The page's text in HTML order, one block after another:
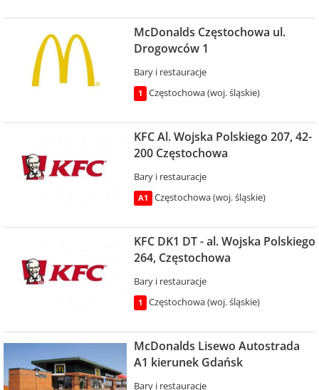
McDonalds Częstochowa ul.
Drogowców 1
Bary i restauracje
1 Częstochowa (woj. śląskie)
KFC Al. Wojska Polskiego 207, 42-
200 Częstochowa
Bary i restauracje
A1 Częstochowa (woj. śląskie)
KFC DK1 DT - al. Wojska Polskiego
264, Częstochowa
Bary i restauracje
1 Częstochowa (woj. śląskie)
McDonalds Lisewo Autostrada
A1 kierunek Gdańsk
Bary i restauracje